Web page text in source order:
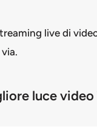
live di
luce